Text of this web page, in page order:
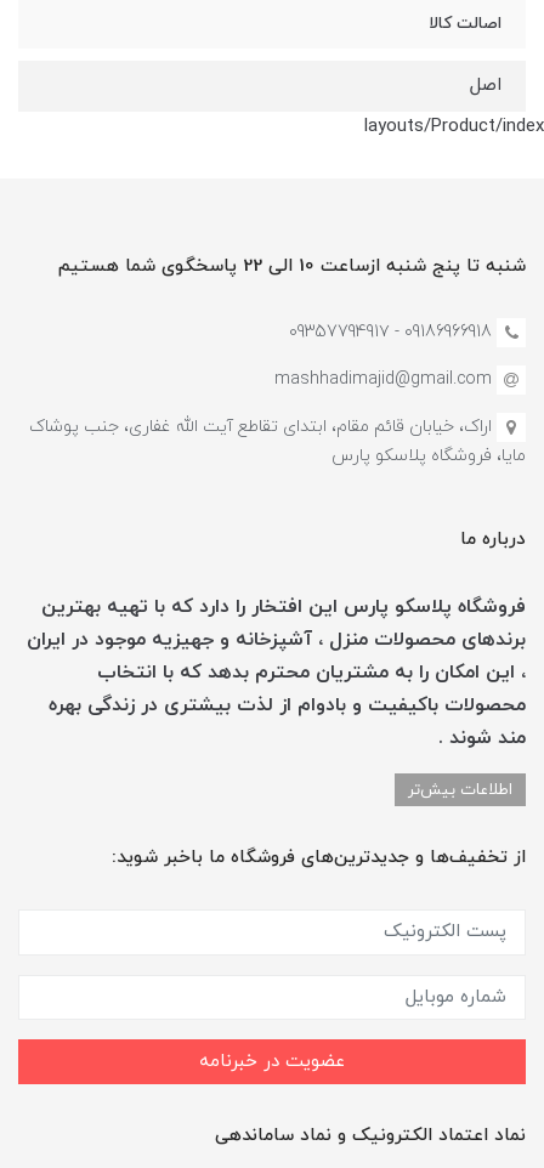
اصالت کالا
اصل
layouts/Product/index
شنبه تا پنج شنبه ازساعت 10 الی 22 پاسخگوی شما هستیم
09186966918 - 0935779491۷
mashhadimajid@gmail.com
اراک، خیابان قائم مقام، ابتدای تقاطع آیت الله غفاری، جنب پوشاک
مایا، فروشگاه پلاسکو پارس
درباره ما
فروشگاه پلاسکو پارس این افتخار را دارد که با تهیه بهترین
برندهای محصولات منزل ، آشپزخانه و جهیزیه موجود در ایران
، این امکان را به مشتریان محترم بدهد که با انتخاب
محصولات باکیفیت و بادوام از لذت بیشتری در زندگی بهره
مند شوند .
اطلاعات بیش‌تر
از تخفیف‌ها و جدیدترین‌های فروشگاه ما باخبر شوید:
عضویت در خبرنامه
نماد اعتماد الکترونیک و نماد ساماندهی